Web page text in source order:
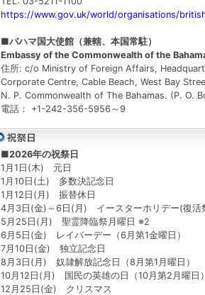
https://www.gov.uk/world/organisations/
■バハマ国大使館（兼轄、本国常駐）
Embassy of the Commonwealth of the
住所: c/o Ministry of Foreign Affairs,
Corporate Centre, Cable Beach, West Bay
N. P. Commonwealth of The Bahamas. (P. O.
電話： +1-242-356-5956～9
■2026年の祝祭日
1月1日(木) 元日
1月10日(土) 多数決記念日
1月12日(月) 振替休日
4月3日(金)～6日(月) イースターホリデー(復活
5月25日(月) 聖霊降臨祭月曜日 ※2
6月5日(金) レイバーデー（6月第1金曜日）
7月10日(金) 独立記念日
8月3日(月) 奴隷解放記念日（8月第1月曜日）
10月12日(月) 国民の英雄の日（10月第2月曜日）
12月25日(金) クリスマス